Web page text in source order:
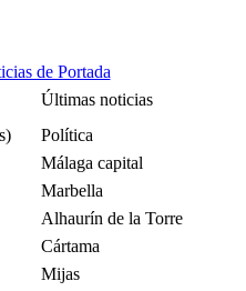
de Portada
Últimas noticias
Política
Málaga capital
Marbella
Alhaurín de la Torre
Cártama
Mijas